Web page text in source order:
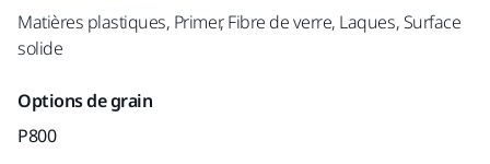
Matières plastiques, Primer, Fibre de verre, Laques, Surface
solide
Options de grain
P800